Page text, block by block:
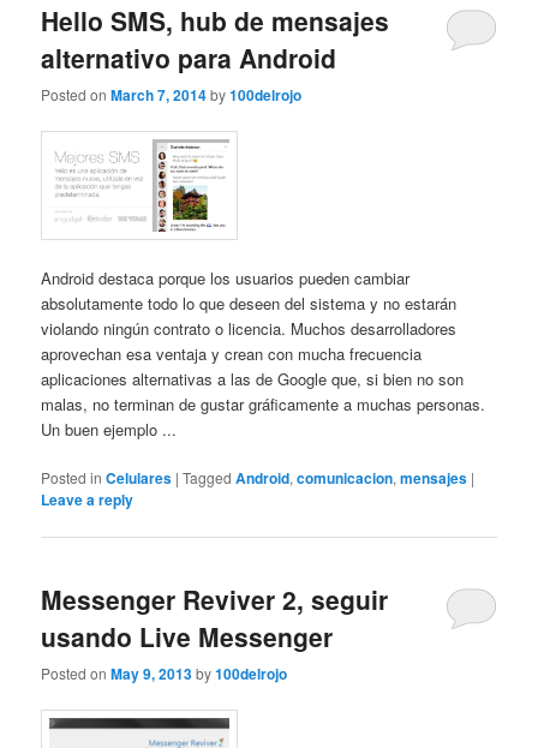
Hello SMS, hub de mensajes
alternativo para Android
Posted onMarch 7, 2014by100delrojo
Android destaca porque los usuarios pueden cambiar
absolutamente todo lo que deseen del sistema y no estarán
violando ningún contrato o licencia. Muchos desarrolladores
aprovechan esa ventaja y crean con mucha frecuencia
aplicaciones alternativas a las de Google que, si bien no son
malas, no terminan de gustar gráficamente a muchas personas.
Un buen ejemplo ...
Posted in Celulares |Tagged Android,comunicacion,mensajes |
Leave a reply
Messenger Reviver 2, seguir
usando Live Messenger
Posted onMay 9, 2013by100delrojo